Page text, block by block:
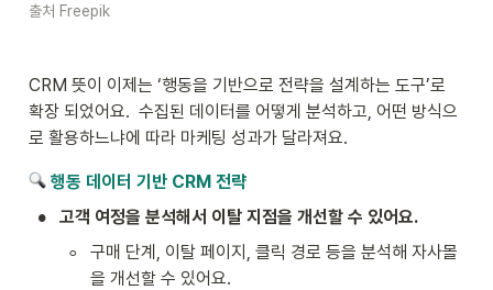
출처 Freepik
CRM 뜻이 이제는 ‘행동을 기반으로 전략을 설계하는 도구’로
확장 되었어요.  수집된 데이터를 어떻게 분석하고, 어떤 방식으
로 활용하느냐에 따라 마케팅 성과가 달라져요.
행동 데이터 기반 CRM 전략
• 고객 여정을 분석해서 이탈 지점을 개선할 수 있어요.
◦
구매 단계, 이탈 페이지, 클릭 경로 등을 분석해 자사몰
을 개선할 수 있어요.